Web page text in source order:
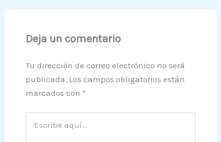
Deja un comentario
Tu dirección de correo electrónico no será
publicada. Los campos obligatorios están
marcados con *
aquí...